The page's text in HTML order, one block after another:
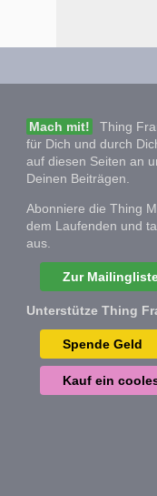
Mach mit!
Thing
für Dich und durch
auf diesen Seiten an
Deinen Beiträgen.
Abonniere die Thing
dem Laufenden und
aus.
Zur
Unterstütze Thing
Spende Geld
Kauf ein